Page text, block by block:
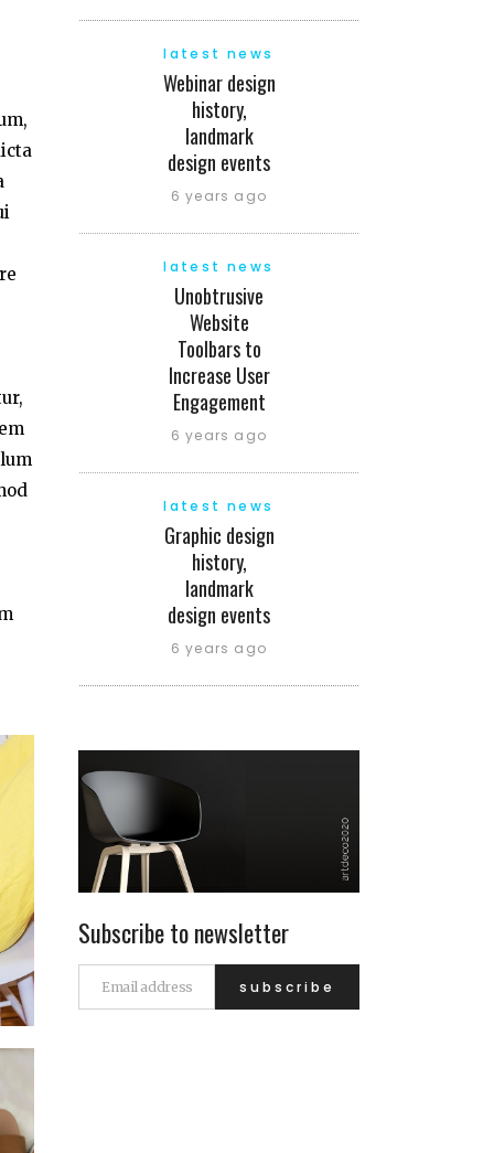
latest news
Webinar design
history,
landmark
design events
6 years ago
latest news
Unobtrusive
Website
Toolbars to
Increase User
Engagement
6 years ago
latest news
Graphic design
history,
landmark
design events
6 years ago
Subscribe to newsletter